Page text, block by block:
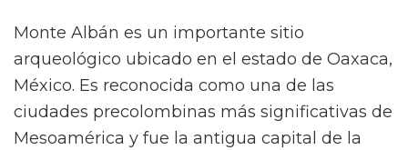
Monte Albán es un importante sitio
arqueológico ubicado en el estado de Oaxaca,
México. Es reconocida como una de las
ciudades precolombinas más significativas de
Mesoamérica y fue la antigua capital de la